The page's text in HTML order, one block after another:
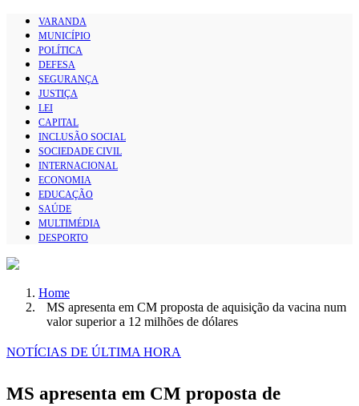
VARANDA
MUNICÍPIO
POLÍTICA
DEFESA
SEGURANÇA
JUSTIÇA
LEI
CAPITAL
INCLUSÃO SOCIAL
SOCIEDADE CIVIL
INTERNACIONAL
ECONOMIA
EDUCAÇÃO
SAÚDE
MULTIMÉDIA
DESPORTO
Home
MS apresenta em CM proposta de aquisição da vacina num
valor superior a 12 milhões de dólares
NOTÍCIAS DE ÚLTIMA HORA
MS apresenta em CM proposta de